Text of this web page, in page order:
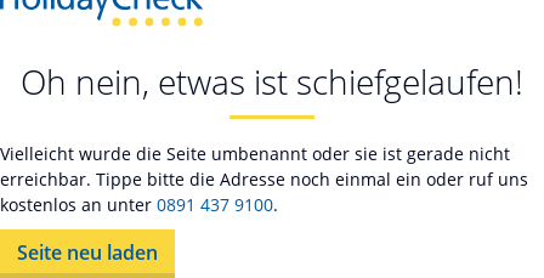
Oh nein, etwas ist schiefgelaufen!
Vielleicht wurde die Seite umbenannt oder sie ist gerade nicht
erreichbar. Tippe bitte die Adresse noch einmal ein oder ruf uns
kostenlos an unter 0891 437 9100.
Seite neu laden